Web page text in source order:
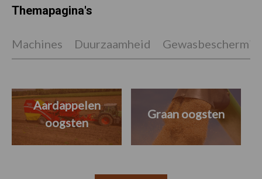
Themapagina's
Machines Duurzaamheid
Aardappelen
oogsten
Graan oogsten